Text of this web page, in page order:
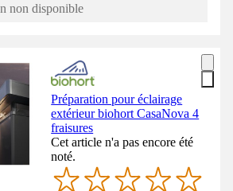
non disponible
Préparation pour éclairage
extérieur biohort CasaNova 4
fraisures
Cet article n'a pas encore été
noté.